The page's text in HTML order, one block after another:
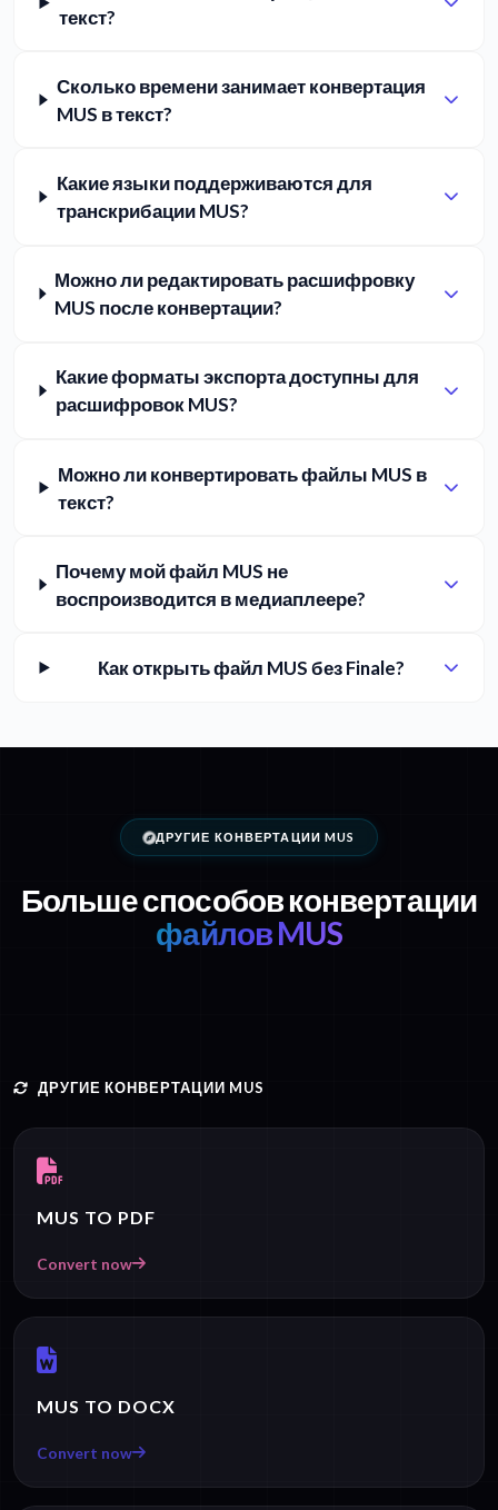
текст?
Сколько времени занимает конвертация
MUS в текст?
Какие языки поддерживаются для
транскрибации MUS?
Можно ли редактировать расшифровку
MUS после конвертации?
Какие форматы экспорта доступны для
расшифровок MUS?
Можно ли конвертировать файлы MUS в
текст?
Почему мой файл MUS не
воспроизводится в медиаплеере?
Как открыть файл MUS без Finale?
ДРУГИЕ КОНВЕРТАЦИИ MUS
Больше способов конвертации
файлов MUS
ДРУГИЕ КОНВЕРТАЦИИ MUS
MUS TO PDF
Convert now
MUS TO DOCX
Convert now